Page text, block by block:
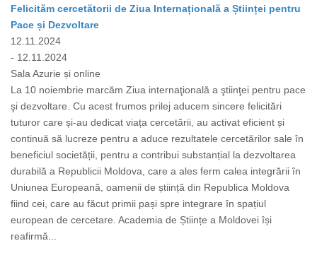
Felicităm cercetătorii de Ziua Internațională a Științei pentru
Pace și Dezvoltare
12.11.2024
- 12.11.2024
Sala Azurie și online
La 10 noiembrie marcăm Ziua internaţională a ştiinţei pentru pace
şi dezvoltare. Cu acest frumos prilej aducem sincere felicitări
tuturor care și-au dedicat viața cercetării, au activat eficient și
continuă să lucreze pentru a aduce rezultatele cercetărilor sale în
beneficiul societății, pentru a contribui substanțial la dezvoltarea
durabilă a Republicii Moldova, care a ales ferm calea integrării în
Uniunea Europeană, oamenii de știință din Republica Moldova
fiind cei, care au făcut primii pași spre integrare în spațiul
european de cercetare. Academia de Științe a Moldovei își
reafirmă...